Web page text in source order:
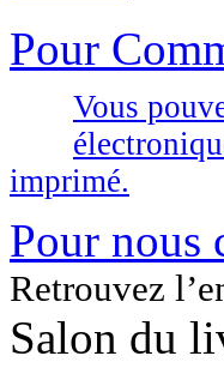
Pour
Vous
imprimé.
Pour nous
Retrouvez
Salon du